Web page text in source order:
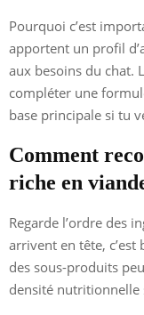
Pourquoi c’est
apportent un profil
aux besoins du chat.
compléter une
base principale si tu
Comment
riche en
Regarde l’ordre des
arrivent en tête, c’est
des sous-produits
densité nutritionnelle